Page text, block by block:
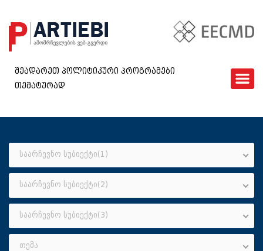
EECMD
ᲙᲘᲗᲮᲕᲐᲠᲘ
ᲮᲨᲘᲠᲐᲓ ᲓᲐᲡᲛᲣᲚᲘ ᲙᲘᲗᲮᲕᲔᲑᲘ
ᲓᲐᲒᲕᲘᲙᲐᲕᲨᲘᲠᲓᲘᲗ
GEO
შეადარეთ პოლიტიკური პროგრამები
თემატურად
საარჩევნო სუბიექტი(1)
საარჩევნო სუბიექტი(2)
საარჩევნო სუბიექტი(3)
თემა